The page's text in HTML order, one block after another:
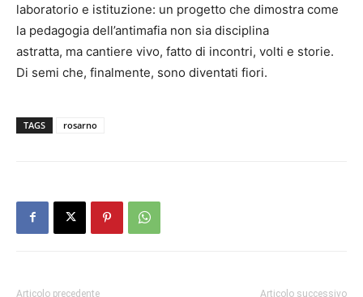
laboratorio e istituzione: un progetto che dimostra come
la pedagogia dell’antimafia non sia disciplina
astratta, ma cantiere vivo, fatto di incontri, volti e storie.
Di semi che, finalmente, sono diventati fiori.
TAGS rosarno
Articolo precedente Articolo successivo